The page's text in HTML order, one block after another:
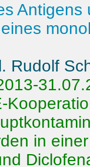
Rudolf
in